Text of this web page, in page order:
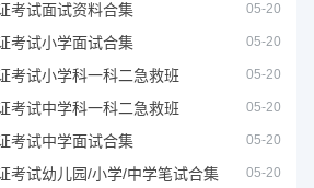
考试面试资料合集 05-20
考试小学面试合集 05-20
考试小学科一科二急救班 05-20
考试中学科一科二急救班 05-20
考试中学面试合集 05-20
考试幼儿园/小学/中学笔试合集 05-20